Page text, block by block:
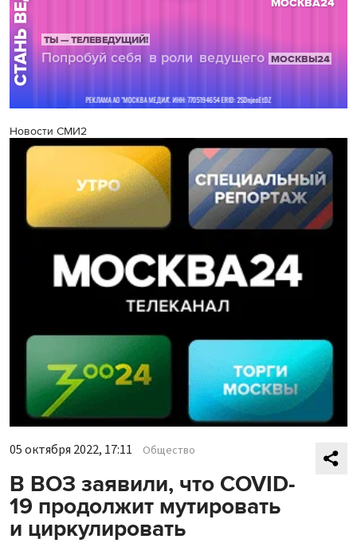
Новости СМИ2
05 октября 2022, 17:11 Общество
В ВОЗ заявили, что COVID-
19 продолжит мутировать
и циркулировать